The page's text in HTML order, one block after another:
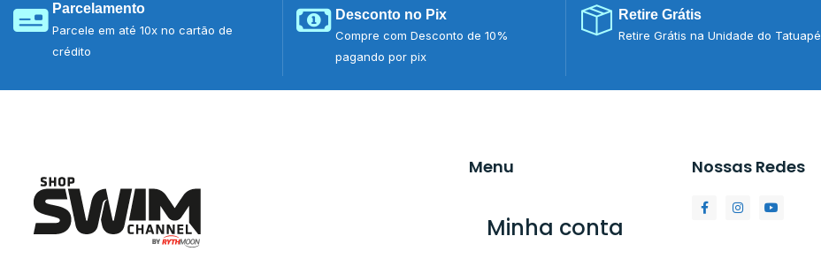
Parcelamento
Parcele em até 10x no cartão de
crédito
Desconto no Pix
Compre com Desconto de 10%
pagando por pix
Retire Grátis
Retire Grátis na Unidade do Tatuapé
Menu
Minha conta
Nossas Redes